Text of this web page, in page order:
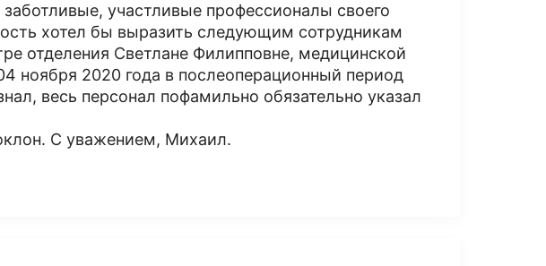
участливые профессионалы своего
хотел бы выразить следующим сотрудникам
отделения Светлане Филипповне, медицинской
ноября 2020 года в послеоперационный период
весь персонал пофамильно обязательно указал
С уважением, Михаил.